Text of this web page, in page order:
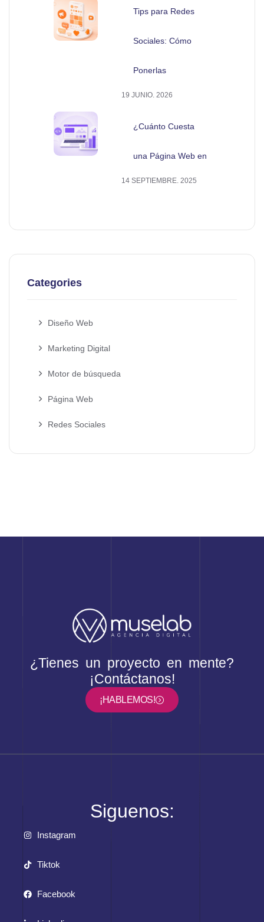
Tips para Redes
Sociales: Cómo
Ponerlas
19 JUNIO. 2026
¿Cuánto Cuesta
una Página Web en
14 SEPTIEMBRE. 2025
Categories
Diseño Web
Marketing Digital
Motor de búsqueda
Página Web
Redes Sociales
¿Tienes un proyecto en mente?
¡Contáctanos!
¡HABLEMOS!
Siguenos:
Instagram
Tiktok
Facebook